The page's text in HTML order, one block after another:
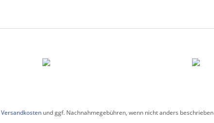
Versandkostenund ggf. Nachnahmegebühren, wenn nicht anders beschrieben